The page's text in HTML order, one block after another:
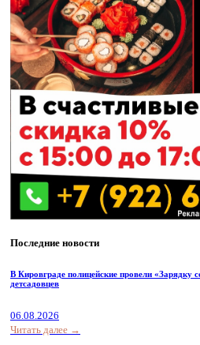
Последние новости
В Кировграде полицейские провели «Зарядку
детсадовцев
06.08.2026
Читать далее →